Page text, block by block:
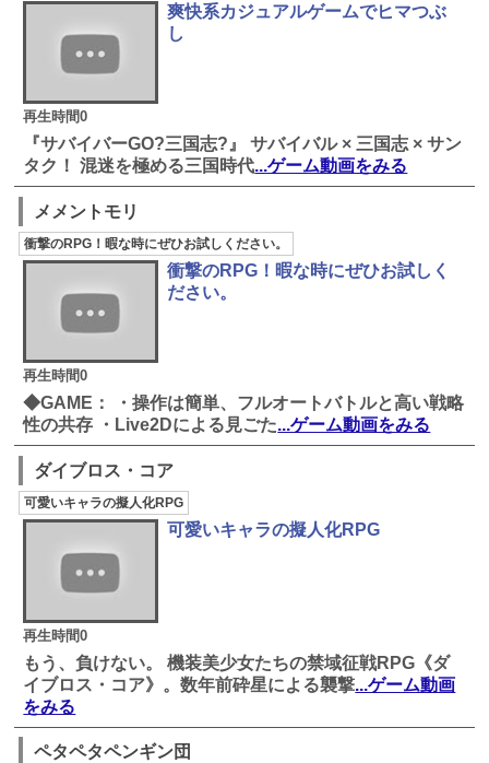
再生時間0
爽快系カジュアルゲームでヒマつぶ
し
『サバイバーGO?三国志?』 サバイバル × 三国志 × サン
タク！ 混迷を極める三国時代...ゲーム動画をみる
メメントモリ
衝撃のRPG！暇な時にぜひお試しください。
再生時間0
衝撃のRPG！暇な時にぜひお試しく
ださい。
◆GAME： ・操作は簡単、フルオートバトルと高い戦略
性の共存 ・Live2Dによる見ごた...ゲーム動画をみる
ダイブロス・コア
可愛いキャラの擬人化RPG
再生時間0
可愛いキャラの擬人化RPG
もう、負けない。 機装美少女たちの禁域征戦RPG《ダ
イブロス・コア》。数年前砕星による襲撃...ゲーム動画
をみる
ペタペタペンギン団